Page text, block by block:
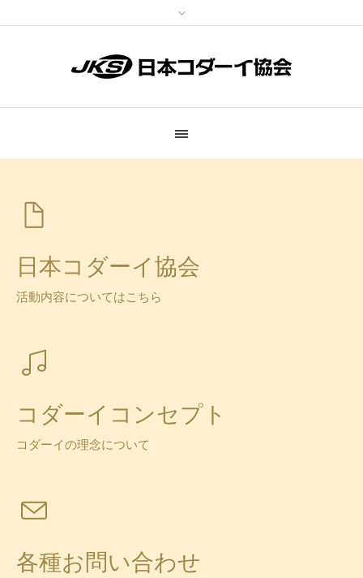
日本コダーイ協会
活動内容についてはこちら
コダーイコンセプト
コダーイの理念について
各種お問い合わせ